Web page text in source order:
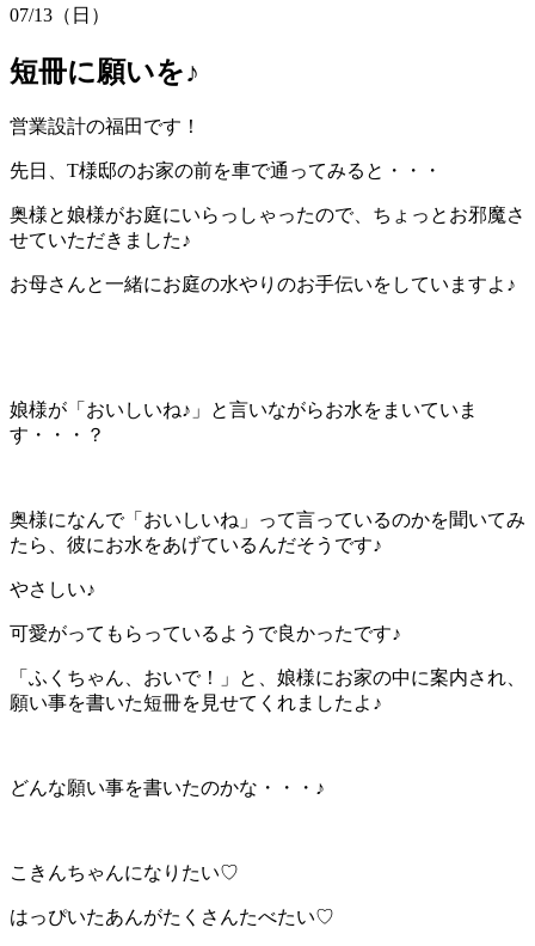
07/13（日）
短冊に願いを♪
営業設計の福田です！
先日、T様邸のお家の前を車で通ってみると・・・
奥様と娘様がお庭にいらっしゃったので、ちょっとお邪魔さ
せていただきました♪
お母さんと一緒にお庭の水やりのお手伝いをしていますよ♪
娘様が「おいしいね♪」と言いながらお水をまいていま
す・・・？
奥様になんで「おいしいね」って言っているのかを聞いてみ
たら、彼にお水をあげているんだそうです♪
やさしい♪
可愛がってもらっているようで良かったです♪
「ふくちゃん、おいで！」と、娘様にお家の中に案内され、
願い事を書いた短冊を見せてくれましたよ♪
どんな願い事を書いたのかな・・・♪
こきんちゃんになりたい♡
はっぴいたあんがたくさんたべたい♡